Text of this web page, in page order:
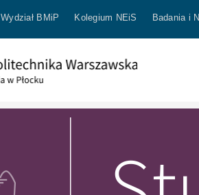
Wydział BMiP Kolegium NEiS Badania i